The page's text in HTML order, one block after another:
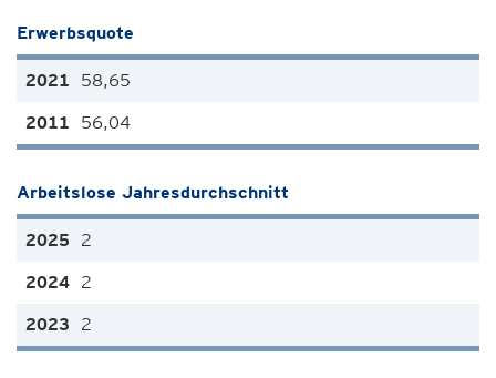
Erwerbsquote
58,65
56,04
Arbeitslose Jahresdurchschnitt
2
2
2